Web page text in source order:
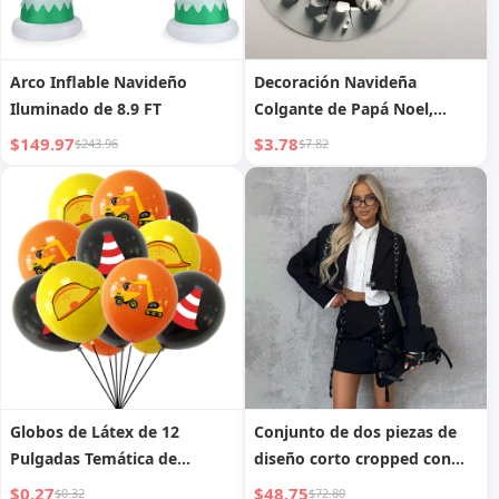
Arco Inflable Navideño
Iluminado de 8.9 FT
$149.97$243.96
Decoración Navideña
Colgante de Papá Noel,
Decoración de Pared para
Festividades
$3.78$7.82
Globos de Látex de 12
Pulgadas Temática de
Vehículos de Construcción
$0.27$0.32
Conjunto de dos piezas de
diseño corto cropped con
decoración de cuerda de
$48.75$72.80